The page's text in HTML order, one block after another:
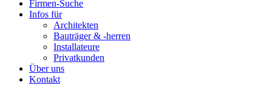
Firmen-Suche
Infos für
Architekten
Bauträger & -herren
Installateure
Privatkunden
Über uns
Kontakt